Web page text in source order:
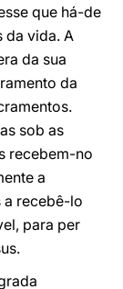
que há-de
da vida. A
da sua
da
sob as
recebem-no
a
a recebê-lo
para per